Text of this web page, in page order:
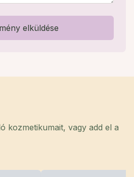
elküldése
kozmetikumait, vagy add el a